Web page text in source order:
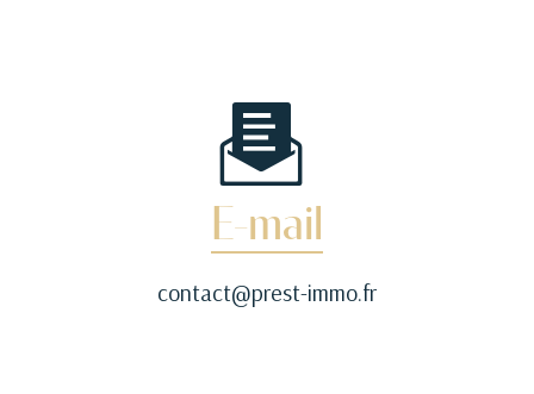
E-mail
contact@prest-immo.fr